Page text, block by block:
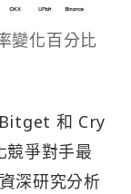
變化百分比
和 Cry
爭對手最
深研究分析